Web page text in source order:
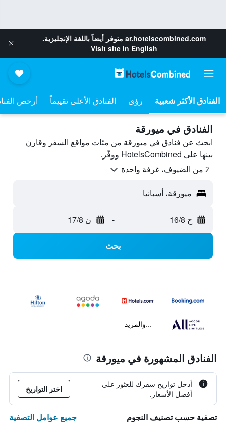
ar.hotelscombined.com متوفر أيضاً باللغة الإنجليزية.
Visit site in English
رؤى الفنادق الأعلى تقييماً أرخص
الفنادق في ميورقة
ابحث عن فنادق في ميورقة من مئات مواقع السفر وقارن
بينها على HotelsCombined ووفّر.
2 من الضيوف، غرفة واحدة
ميورقة، أسبانيا
ح 16/8 - ن 17/8
بحث
...والمزيد
الفنادق المشهورة في ميورقة
أدخل تواريخ سفرك للعثور على
أفضل الأسعار.
اختر التواريخ
تصفية حسب تصنيف النجوم جميع عوامل التصفية